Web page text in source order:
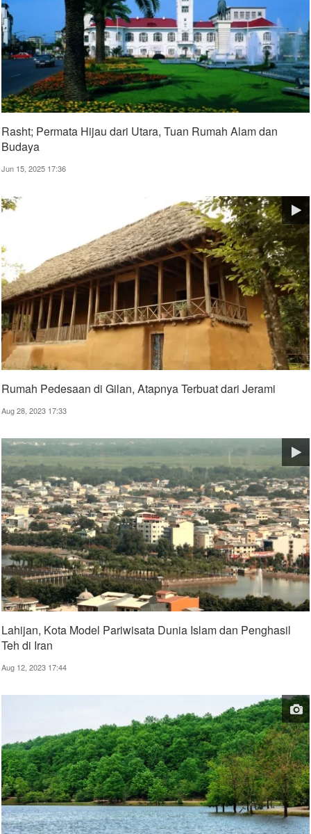
Rasht; Permata Hijau dari Utara, Tuan Rumah Alam dan
Budaya
Jun 15, 2025 17:36
Rumah Pedesaan di Gilan, Atapnya Terbuat dari Jerami
Aug 28, 2023 17:33
Lahijan, Kota Model Pariwisata Dunia Islam dan Penghasil
Teh di Iran
Aug 12, 2023 17:44